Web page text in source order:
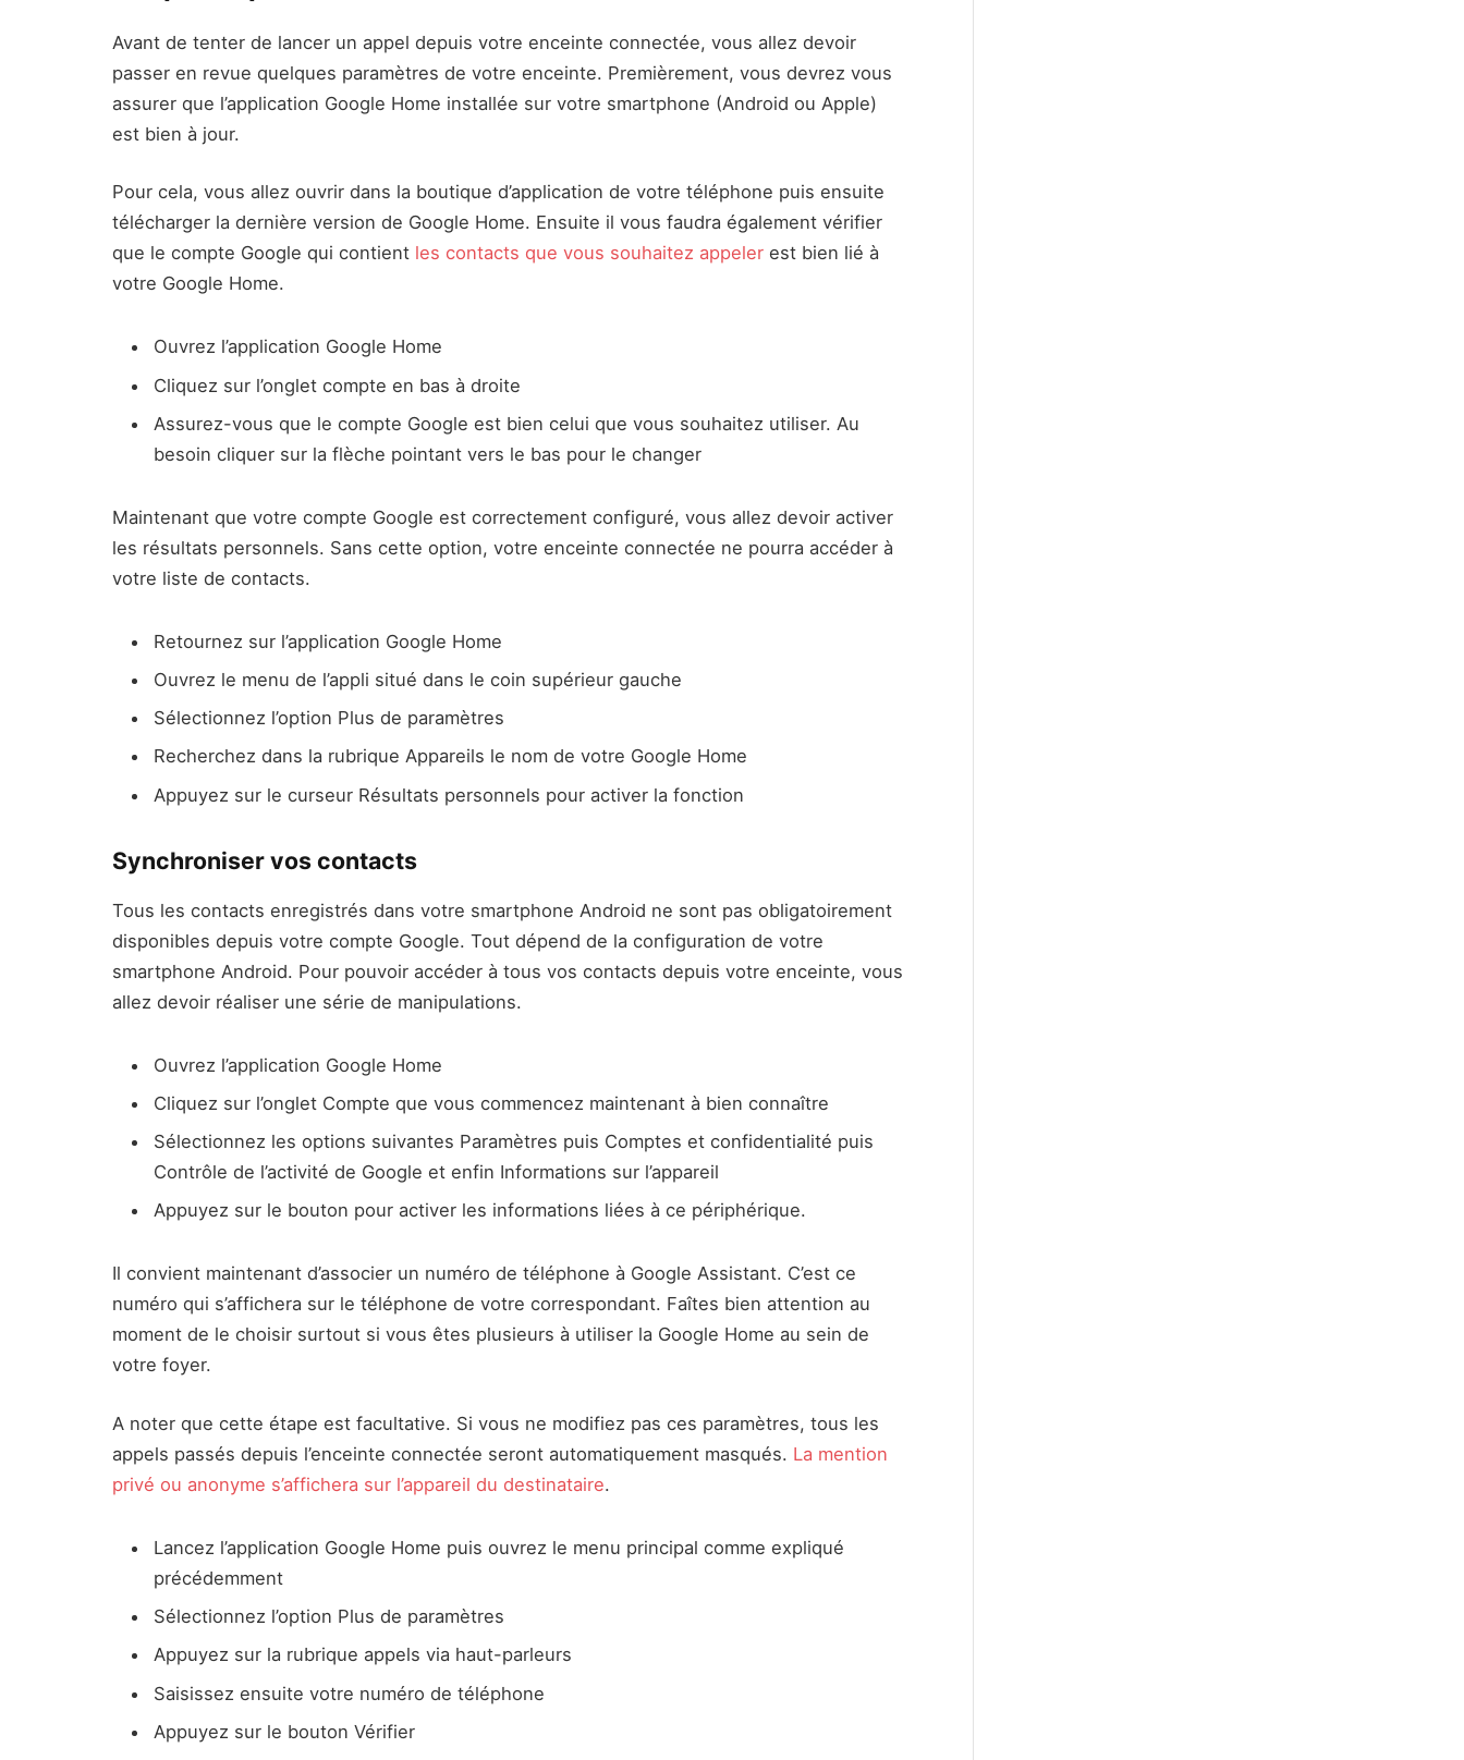
Avant de tenter de lancer un appel depuis votre enceinte connectée, vous allez devoir
passer en revue quelques paramètres de votre enceinte. Premièrement, vous devrez vous
assurer que l’application Google Home installée sur votre smartphone (Android ou Apple)
est bien à jour.
Pour cela, vous allez ouvrir dans la boutique d’application de votre téléphone puis ensuite
télécharger la dernière version de Google Home. Ensuite il vous faudra également vérifier
que le compte Google qui contient les contacts que vous souhaitez appeler est bien lié à
votre Google Home.
Ouvrez l’application Google Home
Cliquez sur l’onglet compte en bas à droite
Assurez-vous que le compte Google est bien celui que vous souhaitez utiliser. Au
besoin cliquer sur la flèche pointant vers le bas pour le changer
Maintenant que votre compte Google est correctement configuré, vous allez devoir activer
les résultats personnels. Sans cette option, votre enceinte connectée ne pourra accéder à
votre liste de contacts.
Retournez sur l’application Google Home
Ouvrez le menu de l’appli situé dans le coin supérieur gauche
Sélectionnez l’option Plus de paramètres
Recherchez dans la rubrique Appareils le nom de votre Google Home
Appuyez sur le curseur Résultats personnels pour activer la fonction
Synchroniser vos contacts
Tous les contacts enregistrés dans votre smartphone Android ne sont pas obligatoirement
disponibles depuis votre compte Google. Tout dépend de la configuration de votre
smartphone Android. Pour pouvoir accéder à tous vos contacts depuis votre enceinte, vous
allez devoir réaliser une série de manipulations.
Ouvrez l’application Google Home
Cliquez sur l’onglet Compte que vous commencez maintenant à bien connaître
Sélectionnez les options suivantes Paramètres puis Comptes et confidentialité puis
Contrôle de l’activité de Google et enfin Informations sur l’appareil
Appuyez sur le bouton pour activer les informations liées à ce périphérique.
Il convient maintenant d’associer un numéro de téléphone à Google Assistant. C’est ce
numéro qui s’affichera sur le téléphone de votre correspondant. Faîtes bien attention au
moment de le choisir surtout si vous êtes plusieurs à utiliser la Google Home au sein de
votre foyer.
A noter que cette étape est facultative. Si vous ne modifiez pas ces paramètres, tous les
appels passés depuis l’enceinte connectée seront automatiquement masqués. La mention
privé ou anonyme s’affichera sur l’appareil du destinataire.
Lancez l’application Google Home puis ouvrez le menu principal comme expliqué
précédemment
Sélectionnez l’option Plus de paramètres
Appuyez sur la rubrique appels via haut-parleurs
Saisissez ensuite votre numéro de téléphone
Appuyez sur le bouton Vérifier